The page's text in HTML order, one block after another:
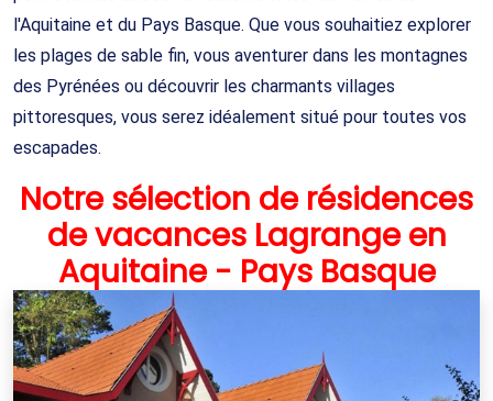
l'Aquitaine et du Pays Basque. Que vous souhaitiez explorer
les plages de sable fin, vous aventurer dans les montagnes
des Pyrénées ou découvrir les charmants villages
pittoresques, vous serez idéalement situé pour toutes vos
escapades.
Notre sélection de résidences
de vacances Lagrange en
Aquitaine - Pays Basque